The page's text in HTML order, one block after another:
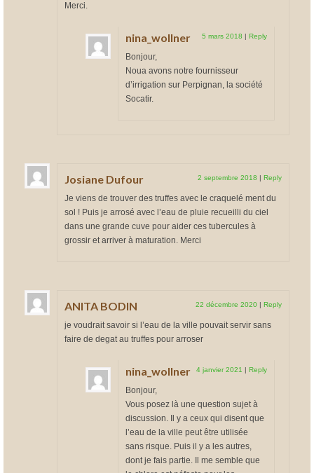
Merci.
nina_wollner 5 mars 2018 Reply
Bonjour,
Noua avons notre fournisseur
d’irrigation sur Perpignan, la société
Socatir.
Josiane Dufour 2 septembre 2018 Reply
Je viens de trouver des truffes avec le craquelé ment du
sol ! Puis je arrosé avec l’eau de pluie recueilli du ciel
dans une grande cuve pour aider ces tubercules à
grossir et arriver à maturation. Merci
ANITA BODIN 22 décembre 2020 Reply
je voudrait savoir si l’eau de la ville pouvait servir sans
faire de degat au truffes pour arroser
nina_wollner 4 janvier 2021 Reply
Bonjour,
Vous posez là une question sujet à
discussion. Il y a ceux qui disent que
l’eau de la ville peut être utilisée
sans risque. Puis il y a les autres,
dont je fais partie. Il me semble que